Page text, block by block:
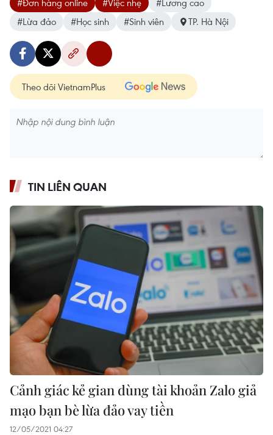
#Đơn hàng online #Việc nhẹ
#Lương cao
#Lừa đảo
#Học sinh #Sinh viên TP. Hà Nội
Theo dõi VietnamPlus
TIN LIÊN QUAN
Cảnh giác kẻ gian dùng tài khoản Zalo giả
mạo bạn bè lừa đảo vay tiền
12/05/2021 04:27